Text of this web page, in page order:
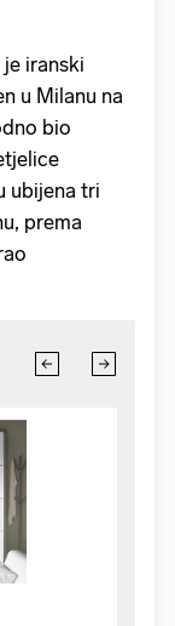
iranski
u Milanu na
bio
ubijena tri
prema